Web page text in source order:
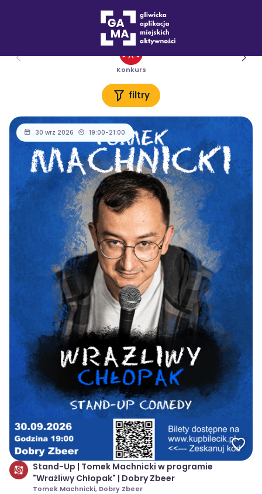
Konkurs
filtry
30 wrz 2026 19:00-21:00
Stand-Up | Tomek Machnicki w programie
"Wrażliwy Chłopak" | Dobry Zbeer
Tomek Machnicki, Dobry Zbeer